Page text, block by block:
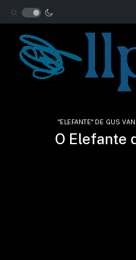
"ELEFANTE" DE GUS
O Elefante